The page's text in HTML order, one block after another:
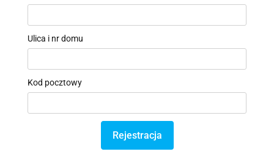
Ulica i nr domu
Kod pocztowy
Rejestracja